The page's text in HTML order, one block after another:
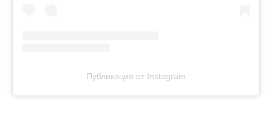
Публикация от Instagram